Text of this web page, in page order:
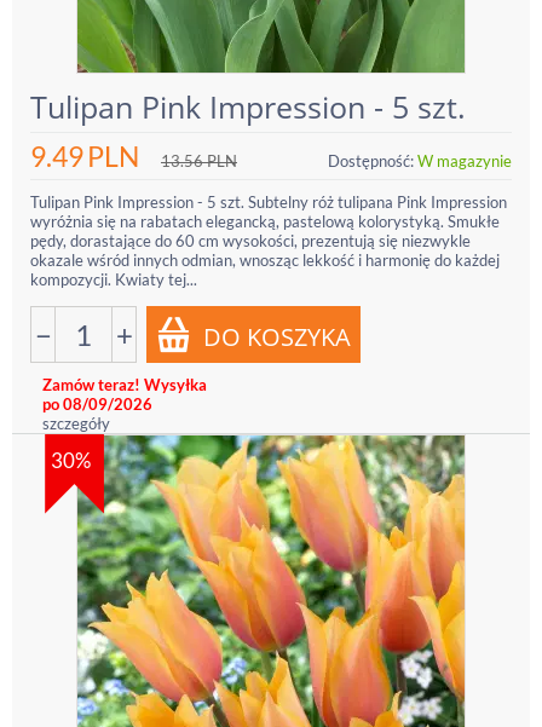
Tulipan Pink Impression - 5 szt.
9.49PLN 13.56PLN Dostępność:W magazynie
Tulipan Pink Impression - 5 szt. Subtelny róż tulipana Pink Impression
wyróżnia się na rabatach elegancką, pastelową kolorystyką. Smukłe
pędy, dorastające do 60 cm wysokości, prezentują się niezwykle
okazale wśród innych odmian, wnosząc lekkość i harmonię do każdej
kompozycji. Kwiaty tej...
− +
Zamów teraz! Wysyłka
po 08/09/2026
szczegóły
30%